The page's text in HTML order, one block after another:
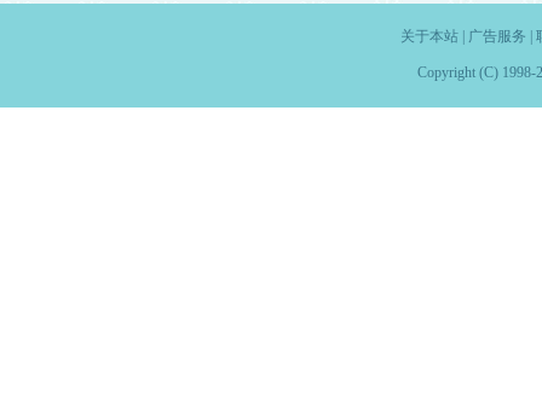
关于本站| 广告服务
Copyright (C) 1998-